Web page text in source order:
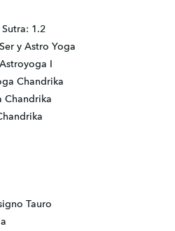
1.2
y Astro Yoga
I
Chandrika
Chandrika
Tauro